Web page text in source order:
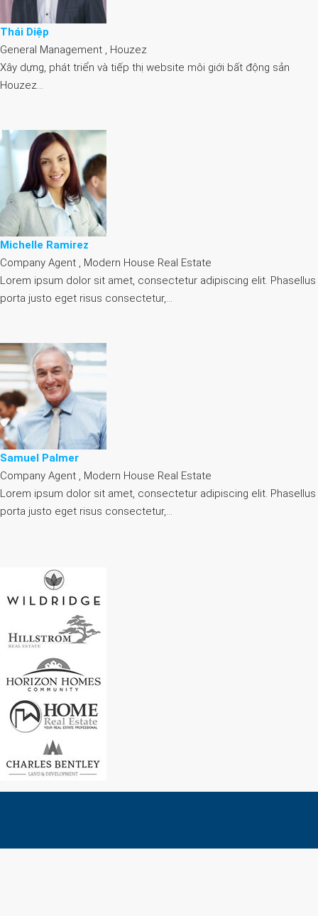
Thái Diệp
General Management , Houzez
Xây dựng, phát triển và tiếp thị website môi giới bất động sản
Houzez…
Michelle Ramirez
Company Agent , Modern House Real Estate
Lorem ipsum dolor sit amet, consectetur adipiscing elit. Phasellus
porta justo eget risus consectetur,…
Samuel Palmer
Company Agent , Modern House Real Estate
Lorem ipsum dolor sit amet, consectetur adipiscing elit. Phasellus
porta justo eget risus consectetur,…